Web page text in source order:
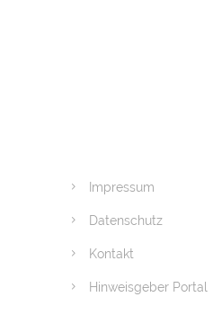
Impressum
Datenschutz
Kontakt
Hinweisgeber Portal